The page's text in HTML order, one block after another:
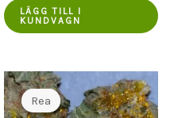
€650.00.
LÄGG TILL I
KUNDVAGN
Rea
Rea